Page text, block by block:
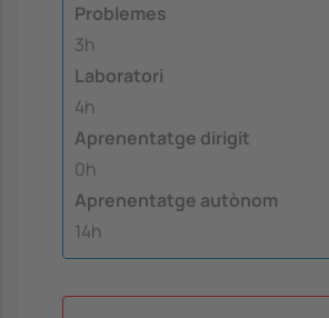
Problemes
3h
Laboratori
4h
Aprenentatge dirigit
0h
Aprenentatge autònom
14h